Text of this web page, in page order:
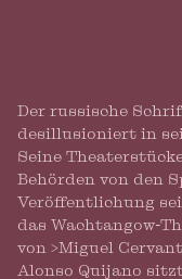
Der russische
desillusioniert in
Seine
Behörden von den
Veröffentlichung
das Wachtangow-
von >Miguel
Alonso Quijano